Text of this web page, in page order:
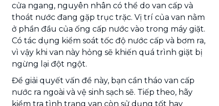
cửa ngang, nguyên nhân có thể do van cấp và
thoát nước đang gặp trục trặc. Vị trí của van nằm
ở phần đầu của ống cấp nước vào trong máy giặt.
Có tác dụng kiểm soát tốc độ nước cấp và bơm ra,
vì vậy khi van này hỏng sẽ khiến quá trình giặt bị
ngừng lại đột ngột.
Để giải quyết vấn đề này, bạn cần tháo van cấp
nước ra ngoài và vệ sinh sạch sẽ. Tiếp theo, hãy
kiểm tra tình trạng van còn sử dụng tốt hay